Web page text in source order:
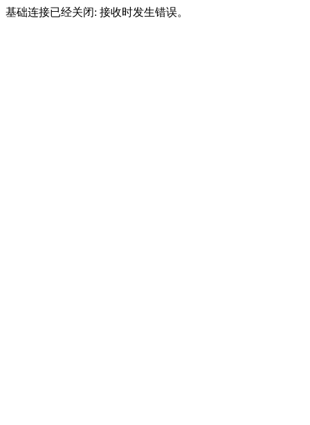
基础连接已经关闭: 接收时发生错误。